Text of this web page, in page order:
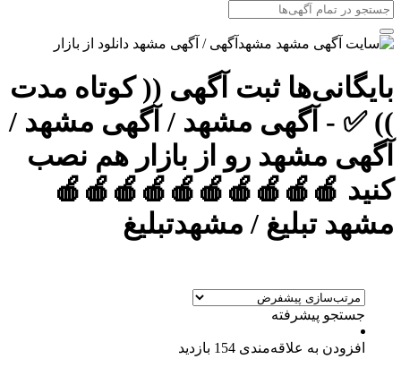
بایگانی‌ها ثبت آگهی (( کوتاه مدت
)) ✅ - آگهی مشهد / آگهی مشهد /
آگهی مشهد رو از بازار هم نصب
کنید 🍎🍎🍎🍎🍎🍎🍎🍎🍎🍎
مشهد تبلیغ / مشهدتبلیغ
جستجو پیشرفته
افزودن به علاقه‌مندی 154 بازدید